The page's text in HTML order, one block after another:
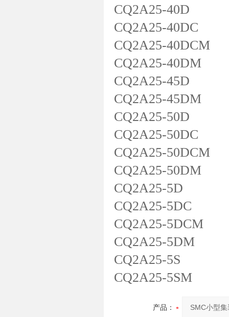
CQ2A25-40D
CQ2A25-40DC
CQ2A25-40DCM
CQ2A25-40DM
CQ2A25-45D
CQ2A25-45DM
CQ2A25-50D
CQ2A25-50DC
CQ2A25-50DCM
CQ2A25-50DM
CQ2A25-5D
CQ2A25-5DC
CQ2A25-5DCM
CQ2A25-5DM
CQ2A25-5S
CQ2A25-5SM
产品：